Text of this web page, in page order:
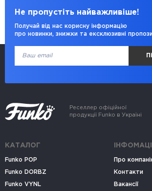
Не пропустіть найважливіше!
Получай від нас корисну інформацію
про новинки, знижки та ексклюзивні
Реселлер офіційної
продукції Funko в Україні
КАТАЛОГ
Funko POP
Funko DORBZ
Funko VYNL
Про
Контакти
Вакансії